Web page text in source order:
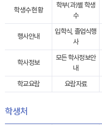
학생수 현황
학부(과)별 학생
수
행사안내
입학식, 졸업식행
사
학사정보
모든 학사정보안
내
학교요람
요람자료
학생처